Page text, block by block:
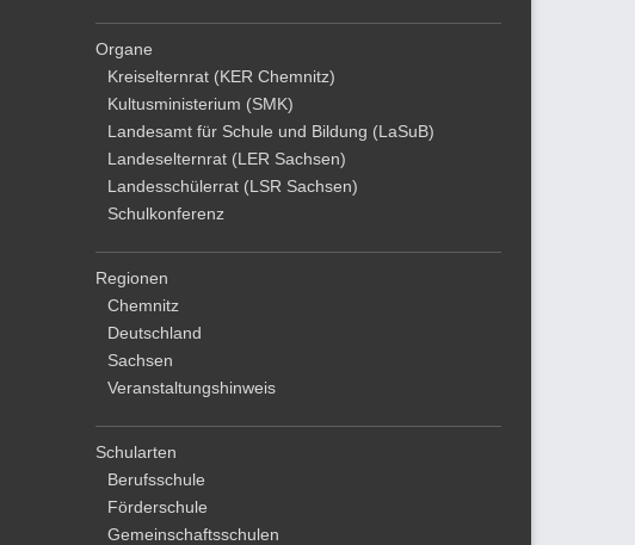
Organe
Kreiselternrat (KER Chemnitz)
Kultusministerium (SMK)
Landesamt für Schule und Bildung (LaSuB)
Landeselternrat (LER Sachsen)
Landesschülerrat (LSR Sachsen)
Schulkonferenz
Regionen
Chemnitz
Deutschland
Sachsen
Veranstaltungshinweis
Schularten
Berufsschule
Förderschule
Gemeinschaftsschulen